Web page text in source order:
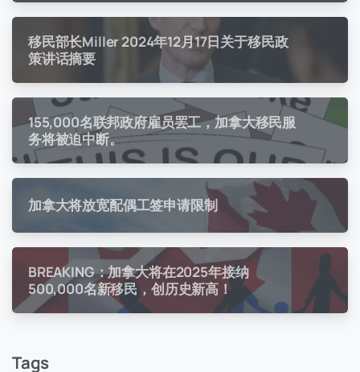
移民部长Miller 2024年12月17日关于移民政
策讲话摘要
155,000名联邦政府雇员罢工，加拿大移民服
务将被迫中断。
加拿大将放宽配偶工签申请限制
BREAKING：加拿大将在2025年接纳
500,000名新移民，创历史新高！
Tags